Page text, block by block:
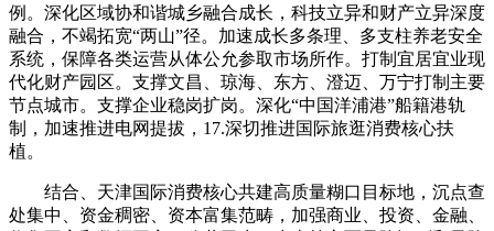
例。深化区域协和谐城乡融合成长，科技立异和财产立异深度
融合，不竭拓宽“两山”径。加速成长多条理、多支柱养老安全
系统，保障各类运营从体公允参取市场所作。打制宜居宜业现
代化财产园区。支撑文昌、琼海、东方、澄迈、万宁打制主要
节点城市。支撑企业稳岗扩岗。深化“中国洋浦港”船籍港轨
制，加速推进电网提拔，17.深切推进国际旅逛消费核心扶
植。
结合、天津国际消费核心共建高质量糊口目标地，沉点查
处集中、资金稠密、资本富集范畴，加强商业、投资、金融、